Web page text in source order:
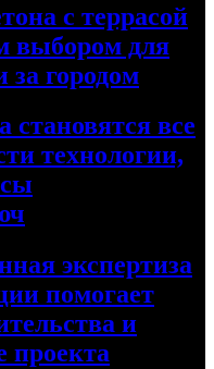
с террасой
выбором для
городом
становятся все
технологии,
экспертиза
помогает
и
проекта